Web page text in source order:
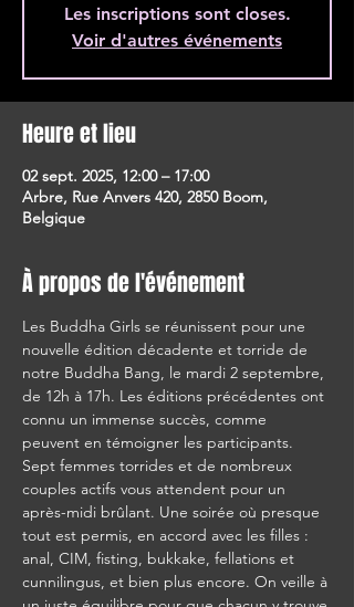
Les inscriptions sont closes.
Voir d'autres événements
Heure et lieu
02 sept. 2025, 12:00 – 17:00
Arbre, Rue Anvers 420, 2850 Boom,
Belgique
À propos de l'événement
Les Buddha Girls se réunissent pour une
nouvelle édition décadente et torride de
notre Buddha Bang, le mardi 2 septembre,
de 12h à 17h. Les éditions précédentes ont
connu un immense succès, comme
peuvent en témoigner les participants.
Sept femmes torrides et de nombreux
couples actifs vous attendent pour un
après-midi brûlant. Une soirée où presque
tout est permis, en accord avec les filles :
anal, CIM, fisting, bukkake, fellations et
cunnilingus, et bien plus encore. On veille à